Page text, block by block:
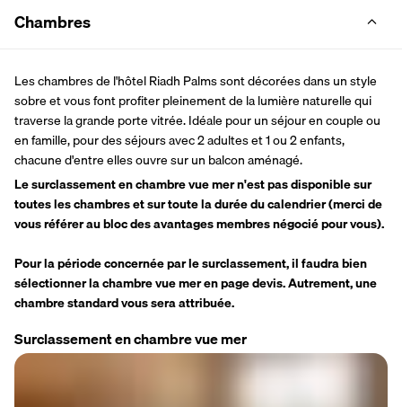
Chambres
Les chambres de l'hôtel Riadh Palms sont décorées dans un style
sobre et vous font profiter pleinement de la lumière naturelle qui
traverse la grande porte vitrée. Idéale pour un séjour en couple ou
en famille, pour des séjours avec 2 adultes et 1 ou 2 enfants,
chacune d'entre elles ouvre sur un balcon aménagé.
Le surclassement en chambre vue mer n'est pas disponible sur
toutes les chambres et sur toute la durée du calendrier (merci de
vous référer au bloc des avantages membres négocié pour vous).
Pour la période concernée par le surclassement, il faudra bien
sélectionner la chambre vue mer en page devis. Autrement, une
chambre standard vous sera attribuée.
Surclassement en chambre vue mer